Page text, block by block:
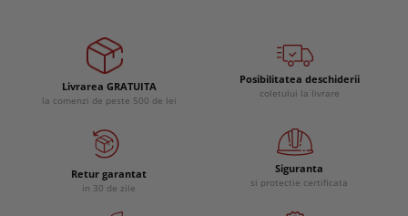
Livrarea GRATUITA
la comenzi de peste 500 de lei
Posibilitatea deschiderii
coletului la livrare
Retur garantat
in 30 de zile
Siguranta
si protectie certificata